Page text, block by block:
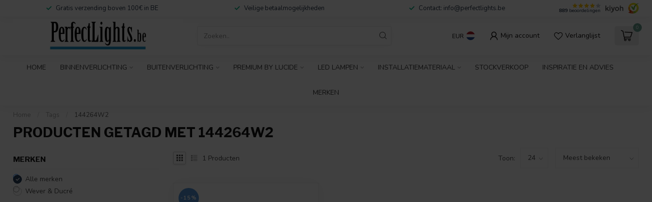
Gratis verzending boven 100€ in BE Veilige betaalmogelijkheden Contact: info@perfectlights.be 889 beoordelingen
EUR Mijn account Verlanglijst
0
HOME BINNENVERLICHTING BUITENVERLICHTING PREMIUM BY LUCIDE LED LAMPEN INSTALLATIEMATERIAAL STOCKVERKOOP INSPIRATIE EN ADVIES
MERKEN
Home Tags 144264W2
PRODUCTEN GETAGD MET 144264W2
MERKEN
Alle merken
Wever & Ducré
1 Producten Toon:
-15%